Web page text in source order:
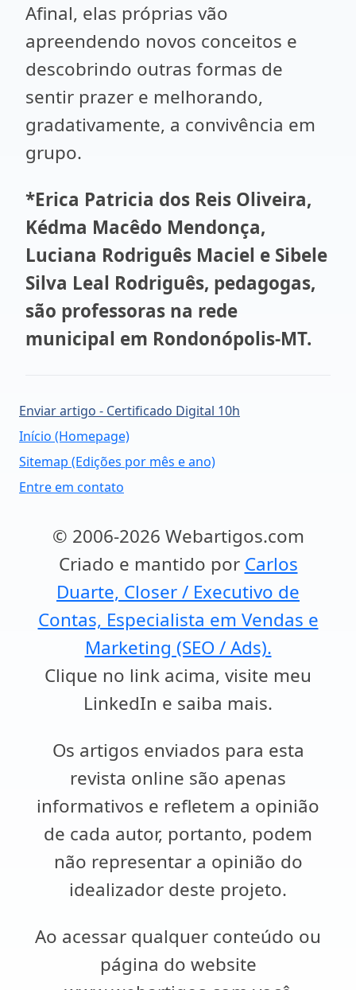
Afinal, elas próprias vão
apreendendo novos conceitos e
descobrindo outras formas de
sentir prazer e melhorando,
gradativamente, a convivência em
grupo.
*Erica Patricia dos Reis Oliveira,
Kédma Macêdo Mendonça,
Luciana Rodriguês Maciel e Sibele
Silva Leal Rodriguês, pedagogas,
são professoras na rede
municipal em Rondonópolis-MT.
Enviar artigo - Certificado Digital 10h
Início (Homepage)
Sitemap (Edições por mês e ano)
Entre em contato
© 2006-2026 Webartigos.com
Criado e mantido por Carlos
Duarte, Closer / Executivo de
Contas, Especialista em Vendas e
Marketing (SEO / Ads).
Clique no link acima, visite meu
LinkedIn e saiba mais.
Os artigos enviados para esta
revista online são apenas
informativos e refletem a opinião
de cada autor, portanto, podem
não representar a opinião do
idealizador deste projeto.
Ao acessar qualquer conteúdo ou
página do website